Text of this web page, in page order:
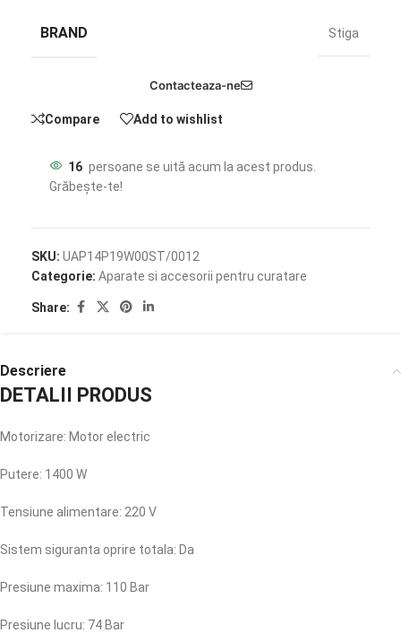
BRAND Stiga
Contacteaza-ne
Compare Add to wishlist
16 persoane se uită acum la acest produs.
Grăbește-te!
SKU: UAP14P19W00ST/0012
Categorie: Aparate si accesorii pentru curatare
Share:
Descriere
DETALII PRODUS
Motorizare: Motor electric
Putere: 1400 W
Tensiune alimentare: 220 V
Sistem siguranta oprire totala: Da
Presiune maxima: 110 Bar
Presiune lucru: 74 Bar